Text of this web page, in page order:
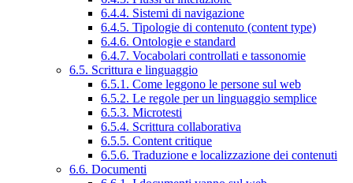
6.4.4. Sistemi di navigazione
6.4.5. Tipologie di contenuto (content type)
6.4.6. Ontologie e standard
6.4.7. Vocabolari controllati e tassonomie
6.5. Scrittura e linguaggio
6.5.1. Come leggono le persone sul web
6.5.2. Le regole per un linguaggio semplice
6.5.3. Microtesti
6.5.4. Scrittura collaborativa
6.5.5. Content critique
6.5.6. Traduzione e localizzazione dei contenuti
6.6. Documenti